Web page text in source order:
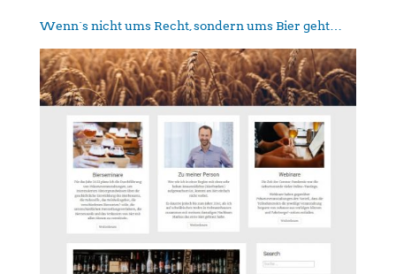
Wenn´s nicht ums Recht, sondern ums Bier geht…